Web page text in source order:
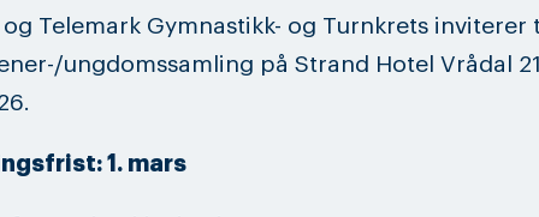
Telemark Gymnastikk- og Turnkrets inviterer
ungdomssamling på Strand Hotel Vrådal
1. mars